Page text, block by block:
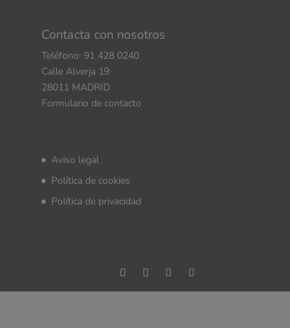
Contacta con nosotros
Teléfono: 91 428 0240
Calle Alverja 19
28011 MADRID
Formulario de contacto
Aviso legal
Política de cookies
Política de privacidad